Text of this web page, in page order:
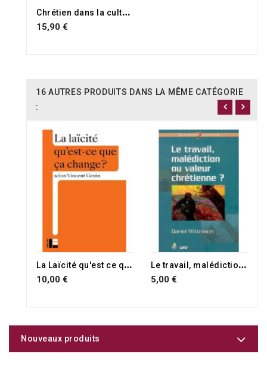
C
hrétien dans la culture d'aujourd'hui
15,90 €
16 AUTRES PRODUITS DANS LA MÊME CATÉGORIE
:
L
a Laïcité qu'est ce que ça change?
10,00 €
L
e travail, malédiction ou valeur chrétienne ?
5,00 €
Nouveaux produits